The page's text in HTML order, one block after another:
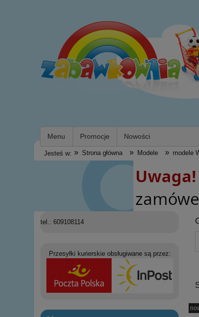
Menu Promocje Nowości
Jesteś w: » Strona główna » Modele » modele
tel.: 609108114
Przesyłki kurierskie obsługiwane są przez: